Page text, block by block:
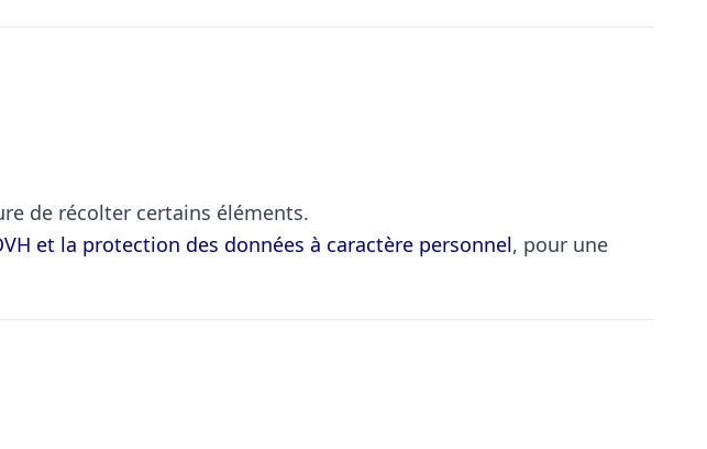
de récolter certains éléments.
et la protection des données à caractère personnel, pour une